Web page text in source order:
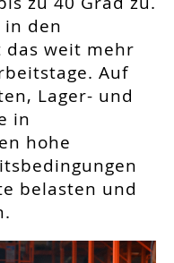
den
weit mehr
Auf
Lager- und
in
hohe
belasten und